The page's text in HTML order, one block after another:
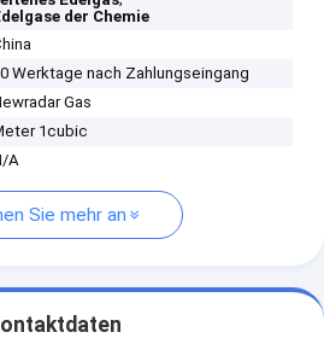
der Chemie
Werktage nach Zahlungseingang
Gas
1cubic
A
Sie mehr an